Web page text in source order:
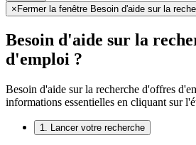
× Fermer la fenêtre Besoin d'aide sur la
Besoin d'aide sur la
d'emploi ?
Besoin d'aide sur la recherche d'offres
informations essentielles en cliquant sur
1. Lancer votre recherche